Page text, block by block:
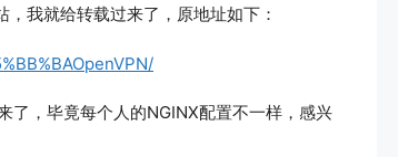
我就给转载过来了，原地址如下：
了，毕竟每个人的NGINX配置不一样，感兴